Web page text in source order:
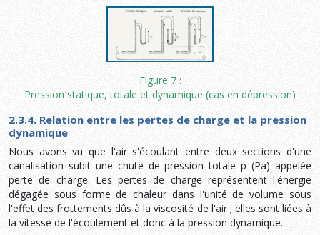
Figure 7 :
Pression statique, totale et dynamique (cas en dépression)
2.3.4. Relation entre les pertes de charge et la pression
dynamique
Nous avons vu que l'air s'écoulant entre deux sections d'une
canalisation subit une chute de pression totale p (Pa) appelée
perte de charge. Les pertes de charge représentent l'énergie
dégagée sous forme de chaleur dans l'unité de volume sous
l'effet des frottements dûs à la viscosité de l'air ; elles sont liées à
la vitesse de l'écoulement et donc à la pression dynamique.